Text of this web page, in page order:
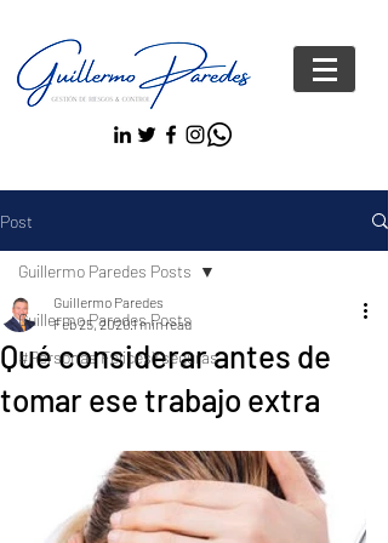
Post
Guillermo Paredes Posts
#Personas FelicesYseguras
Guillermo Paredes Posts
Qué considerar antes de
tomar ese trabajo extra
Guillermo Paredes
Feb 25, 20201 min read